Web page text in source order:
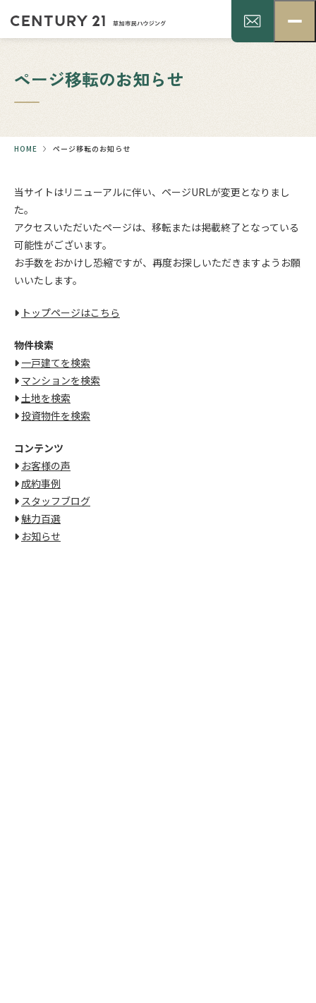
ページ移転のお知らせ
HOME ページ移転のお知らせ
当サイトはリニューアルに伴い、ページURLが変更となりまし
た。
アクセスいただいたページは、移転または掲載終了となっている
可能性がございます。
お手数をおかけし恐縮ですが、再度お探しいただきますようお願
いいたします。
トップページはこちら
物件検索
一戸建てを検索
マンションを検索
土地を検索
投資物件を検索
コンテンツ
お客様の声
成約事例
スタッフブログ
魅力百選
お知らせ